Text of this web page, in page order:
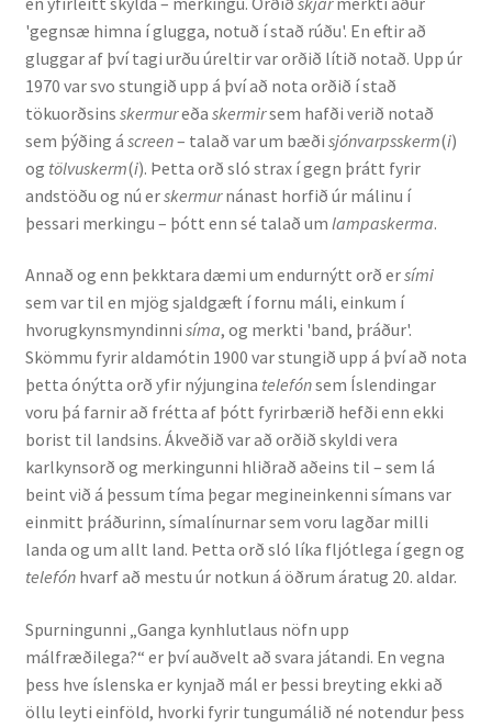
Research
Teaching
'gegnsæ himna í glugga, notuð í stað rúðu'. En eftir að
gluggar af því tagi urðu úreltir var orðið lítið notað. Upp úr
1970 var svo stungið upp á því að nota orðið í stað
tökuorðsins skermureða skermirsem hafði verið notað
sem þýðing á screen– talað var um bæði sjónvarpsskerm(i)
og tölvuskerm(i). Þetta orð sló strax í gegn þrátt fyrir
andstöðu og nú erskermurnánast horfið úr málinu í
þessari merkingu – þótt enn sé talað um lampaskerma.
Annað og enn þekktara dæmi um endurnýtt orð ersími
sem var til en mjög sjaldgæft í fornu máli, einkum í
hvorugkynsmyndinni síma, og merkti 'band, þráður'.
Skömmu fyrir aldamótin 1900 var stungið upp á því að nota
þetta ónýtta orð yfir nýjungina telefónsem Íslendingar
voru þá farnir að frétta af þótt fyrirbærið hefði enn ekki
borist til landsins. Ákveðið var að orðið skyldi vera
karlkynsorð og merkingunni hliðrað aðeins til – sem lá
beint við á þessum tíma þegar megineinkenni símans var
einmitt þráðurinn, símalínurnar sem voru lagðar milli
landa og um allt land. Þetta orð sló líka fljótlega í gegn og
telefónhvarf að mestu úr notkun á öðrum áratug 20. aldar.
Spurningunni „Ganga kynhlutlaus nöfn upp
málfræðilega?“ er því auðvelt að svara játandi. En vegna
þess hve íslenska er kynjað mál er þessi breyting ekki að
öllu leyti einföld, hvorki fyrir tungumálið né notendur þess